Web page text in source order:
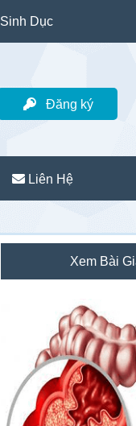
Sinh Dục
Đăng ký
Liên Hệ
Sidebar
chính
Xem Bài